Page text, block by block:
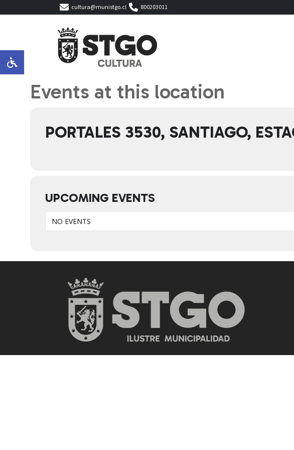
cultura@munistgo.cl 800203011
Events at this location
PORTALES 3530, SANTIAGO,
UPCOMING EVENTS
NO EVENTS